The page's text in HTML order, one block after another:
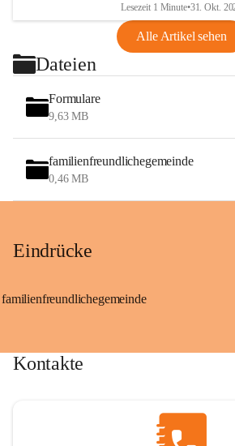
Lesezeit 1 Minute•31. Okt.
Alle Artikel sehen
Dateien
Formulare
9,63 MB
familienfreundlichegemeinde
0,46 MB
Eindrücke
familienfreundlichegemeinde
Kontakte